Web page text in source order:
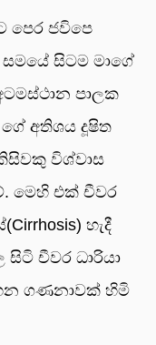
පෙර ජවිපෙ
සිටම මාගේ
පාලක
අතිශය දූෂිත
විශ්වාස
මෙහි එක් චීවර
හැදී
සිටි චීවර ධාරියා
ගණනාවක් හිමි